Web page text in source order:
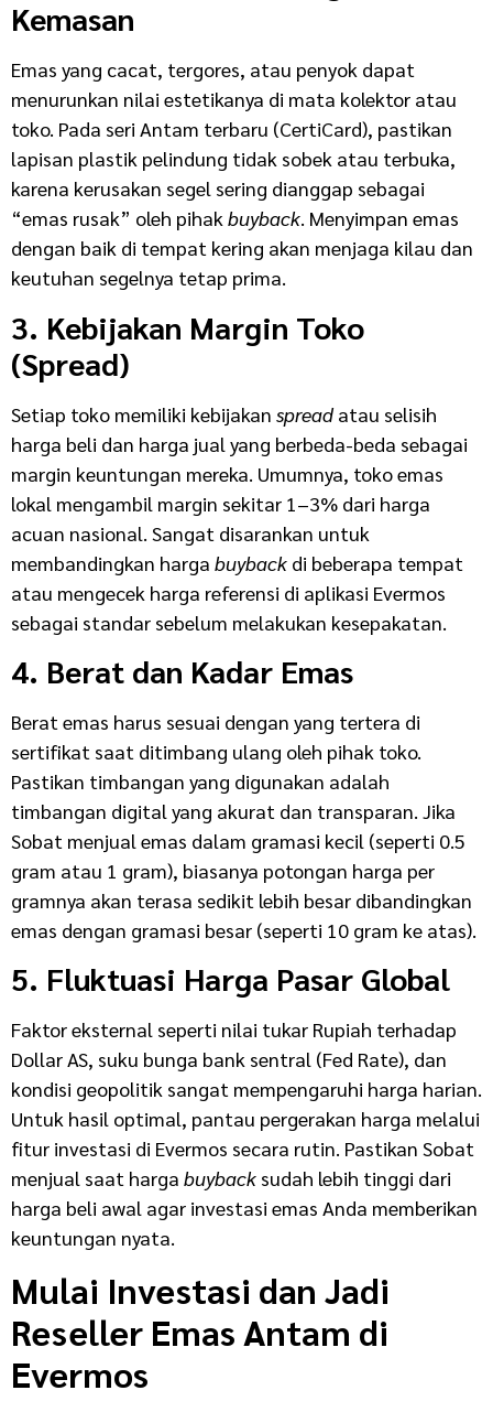
Kemasan
Emas yang cacat, tergores, atau penyok dapat
menurunkan nilai estetikanya di mata kolektor atau
toko. Pada seri Antam terbaru (CertiCard), pastikan
lapisan plastik pelindung tidak sobek atau terbuka,
karena kerusakan segel sering dianggap sebagai
“emas rusak” oleh pihak buyback. Menyimpan emas
dengan baik di tempat kering akan menjaga kilau dan
keutuhan segelnya tetap prima.
3. Kebijakan Margin Toko
(Spread)
Setiap toko memiliki kebijakan spreadatau selisih
harga beli dan harga jual yang berbeda-beda sebagai
margin keuntungan mereka. Umumnya, toko emas
lokal mengambil margin sekitar 1–3% dari harga
acuan nasional. Sangat disarankan untuk
membandingkan harga buyback di beberapa tempat
atau mengecek harga referensi di aplikasi Evermos
sebagai standar sebelum melakukan kesepakatan.
4. Berat dan Kadar Emas
Berat emas harus sesuai dengan yang tertera di
sertifikat saat ditimbang ulang oleh pihak toko.
Pastikan timbangan yang digunakan adalah
timbangan digital yang akurat dan transparan. Jika
Sobat menjual emas dalam gramasi kecil (seperti 0.5
gram atau 1 gram), biasanya potongan harga per
gramnya akan terasa sedikit lebih besar dibandingkan
emas dengan gramasi besar (seperti 10 gram ke atas).
5. Fluktuasi Harga Pasar Global
Faktor eksternal seperti nilai tukar Rupiah terhadap
Dollar AS, suku bunga bank sentral (Fed Rate), dan
kondisi geopolitik sangat mempengaruhi harga harian.
Untuk hasil optimal, pantau pergerakan harga melalui
fitur investasi di Evermos secara rutin. Pastikan Sobat
menjual saat harga buyback sudah lebih tinggi dari
harga beli awal agar investasi emas Anda memberikan
keuntungan nyata.
Mulai Investasi dan Jadi
Reseller Emas Antam di
Evermos